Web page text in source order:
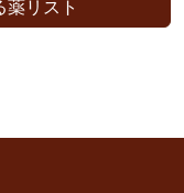
薬リスト